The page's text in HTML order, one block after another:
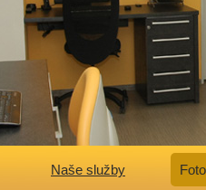
Naše služby